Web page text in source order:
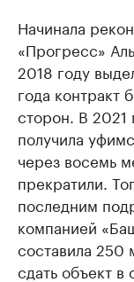
Начинала
«Прогресс»
2018 году
года контракт
сторон. В 2021
получила
через восемь
прекратили.
последним
компанией
составила 250
сдать объект